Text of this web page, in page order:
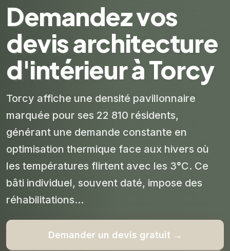
Demandez vos
devis architecture
d'intérieur à Torcy
Torcy affiche une densité pavillonnaire
marquée pour ses 22 810 résidents,
générant une demande constante en
optimisation thermique face aux hivers où
les températures flirtent avec les 3°C. Ce
bâti individuel, souvent daté, impose des
réhabilitations...
Demander un devis gratuit →